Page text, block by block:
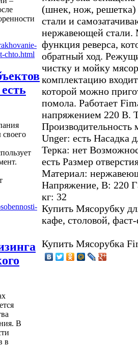
В
в
(шнек, нож,
стали и
нержавеющей стали.
функция реверса,
обратный ход.
чистку и мойку
комплектацию
которой можно
помола. Работает
напряжением 220 В.
Производительность
Unger: есть Насадка
Терка: нет
есть Размер
Материал:
Напряжение, В: 220
кг: 32
Купить Мясорубку
кафе, столовой,
Купить Мясорубка